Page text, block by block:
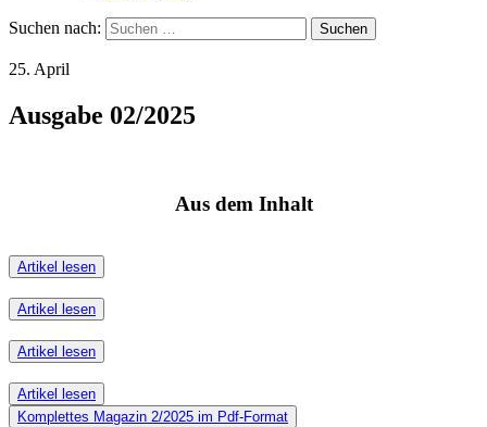
Suchen nach:
25. April
Ausgabe 02/2025
Aus dem Inhalt
Artikel lesen
Artikel lesen
Artikel lesen
Artikel lesen
Komplettes Magazin 2/2025 im Pdf-Format